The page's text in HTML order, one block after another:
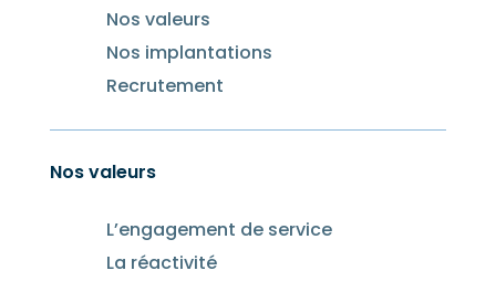
Nos valeurs
Nos implantations
Recrutement
Nos valeurs
L’engagement de service
La réactivité